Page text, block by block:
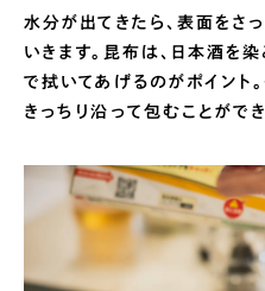
水分が出てきたら、表面をさ
いきます。昆布は、日本酒を
で拭いてあげるのがポイント
きっちり沿って包むことができ